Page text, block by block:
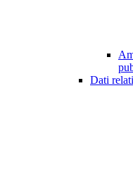
Dati